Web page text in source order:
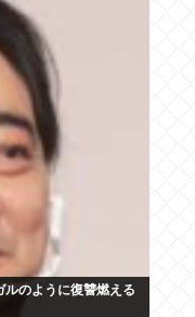
のように復讐燃える